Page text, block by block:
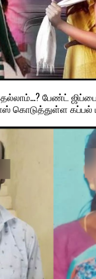
பேண்ட் ஜிப்பை
கொடுத்துள்ள கப்பல்